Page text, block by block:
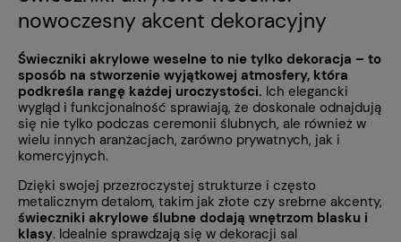
nowoczesny akcent dekoracyjny
Świeczniki akrylowe weselne to nie tylko dekoracja – to
sposób na stworzenie wyjątkowej atmosfery, która
podkreśla rangę każdej uroczystości. Ich elegancki
wygląd i funkcjonalność sprawiają, że doskonale odnajdują
się nie tylko podczas ceremonii ślubnych, ale również w
wielu innych aranżacjach, zarówno prywatnych, jak i
komercyjnych.
Dzięki swojej przezroczystej strukturze i często
metalicznym detalom, takim jak złote czy srebrne akcenty,
świeczniki akrylowe ślubne dodają wnętrzom blasku i
klasy. Idealnie sprawdzają się w dekoracji sal